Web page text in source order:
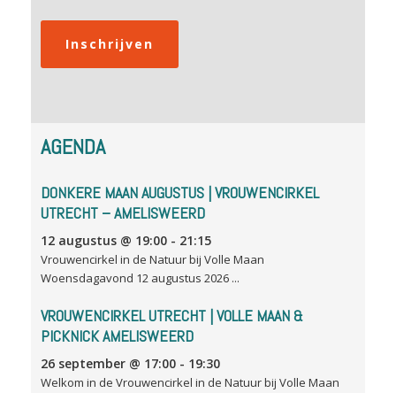
AGENDA
DONKERE MAAN AUGUSTUS | VROUWENCIRKEL
UTRECHT – AMELISWEERD
12 augustus @ 19:00 - 21:15
Vrouwencirkel in de Natuur bij Volle Maan
Woensdagavond 12 augustus 2026 ...
VROUWENCIRKEL UTRECHT | VOLLE MAAN &
PICKNICK AMELISWEERD
26 september @ 17:00 - 19:30
Welkom in de Vrouwencirkel in de Natuur bij Volle Maan